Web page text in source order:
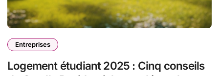
Entreprises
Logement étudiant 2025 : Cinq conseils